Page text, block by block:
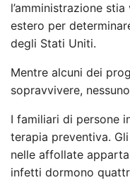
l’amministrazione
estero per
degli Stati Uniti.
Mentre alcuni dei
sopravvivere,
I familiari di persone
terapia preventiva.
nelle affollate
infetti dormono